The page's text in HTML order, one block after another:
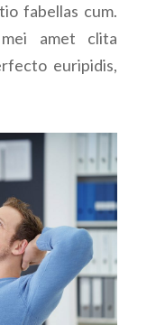
fabellas cum.
amet clita
euripidis,